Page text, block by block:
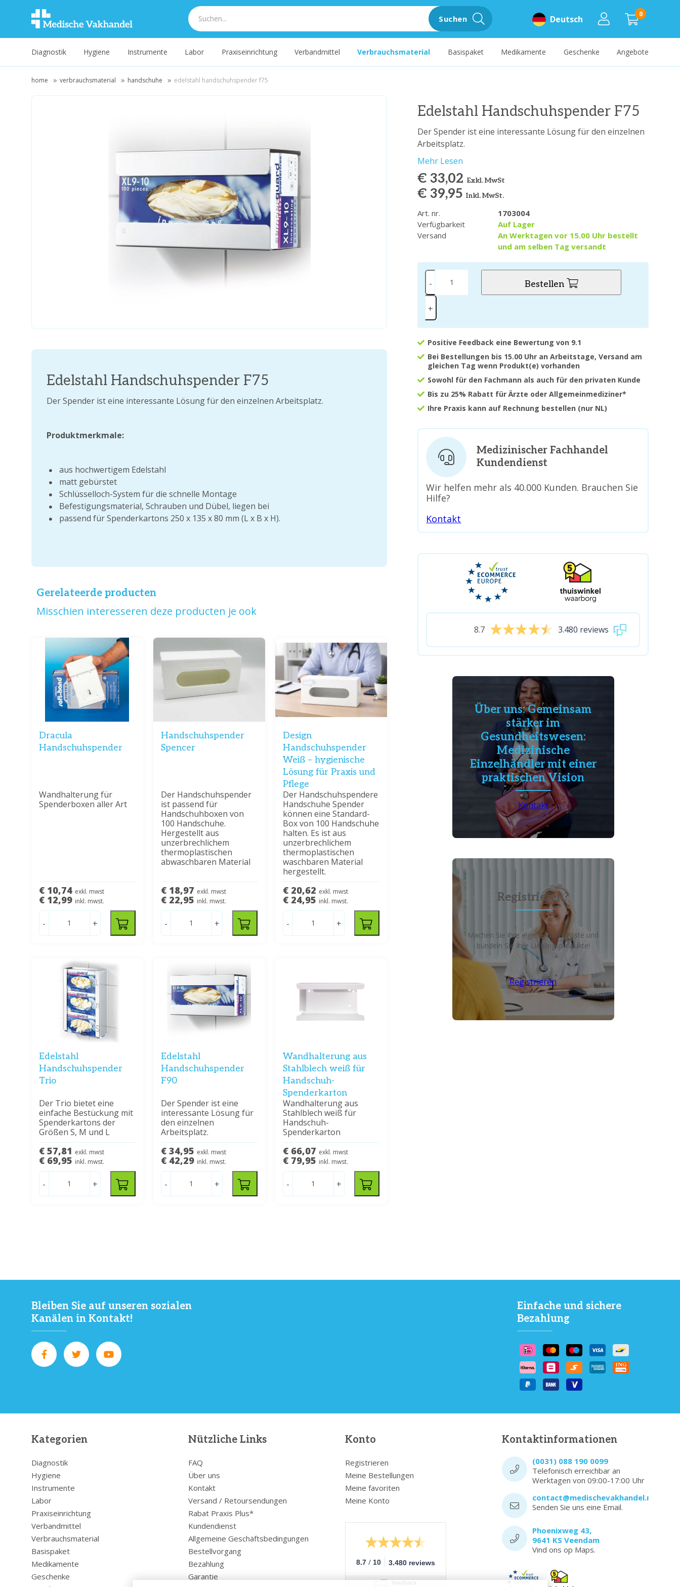
0
Deutsch
Suchen
Diagnostik Hygiene Instrumente Labor Praxiseinrichtung Verbandmittel Verbrauchsmaterial Basispaket Medikamente Geschenke Angebote
home verbrauchsmaterial handschuhe edelstahl handschuhspender f75
Edelstahl Handschuhspender F75
Der Spender ist eine interessante Lösung für den einzelnen
Arbeitsplatz.
Mehr Lesen
€ 33,02 Exkl. MwSt
€ 39,95Inkl. MwSt.
Art. nr.
1703004
Verfügbarkeit
Auf Lager
Versand
An Werktagen vor 15.00 Uhr bestellt
und am selben Tag versandt
-
+
Bestellen
Positive Feedback eine Bewertung von 9.1
Bei Bestellungen bis 15.00 Uhr an Arbeitstage, Versand am
gleichen Tag wenn Produkt(e) vorhanden
Sowohl für den Fachmann als auch für den privaten Kunde
Bis zu 25% Rabatt für Ärzte oder Allgemeinmediziner*
Ihre Praxis kann auf Rechnung bestellen (nur NL)
Edelstahl Handschuhspender F75
Der Spender ist eine interessante Lösung für den einzelnen Arbeitsplatz.
Produktmerkmale:
aus hochwertigem Edelstahl
matt gebürstet
Schlüsselloch-System für die schnelle Montage
Befestigungsmaterial, Schrauben und Dübel, liegen bei
passend für Spenderkartons 250 x 135 x 80 mm (L x B x H).
Gerelateerde producten
Misschien interesseren deze producten je ook
Dracula
Handschuhspender
Wandhalterung für
Spenderboxen aller Art
€ 10,74 exkl. mwst
€ 12,99 inkl. mwst.
- +
Handschuhspender
Spencer
Der Handschuhspender
ist passend für
Handschuhboxen von
100 Handschuhe.
Hergestellt aus
unzerbrechlichem
thermoplastischen
abwaschbaren Material
€ 18,97 exkl. mwst
€ 22,95 inkl. mwst.
- +
Design
Handschuhspender
Weiß – hygienische
Lösung für Praxis und
Pflege
Der Handschuhspendere
Handschuhe Spender
können eine Standard-
Box von 100 Handschuhe
halten. Es ist aus
unzerbrechlichem
thermoplastischen
waschbaren Material
hergestellt.
€ 20,62 exkl. mwst
€ 24,95 inkl. mwst.
- +
Edelstahl
Handschuhspender
Trio
Der Trio bietet eine
einfache Bestückung mit
Spenderkartons der
Größen S, M und L
€ 57,81 exkl. mwst
€ 69,95 inkl. mwst.
- +
Edelstahl
Handschuhspender
F90
Der Spender ist eine
interessante Lösung für
den einzelnen
Arbeitsplatz.
€ 34,95 exkl. mwst
€ 42,29 inkl. mwst.
- +
Wandhalterung aus
Stahlblech weiß für
Handschuh-
Spenderkarton
Wandhalterung aus
Stahlblech weiß für
Handschuh-
Spenderkarton
€ 66,07 exkl. mwst
€ 79,95 inkl. mwst.
- +
Medizinischer Fachhandel
Kundendienst
Wir helfen mehr als 40.000 Kunden. Brauchen Sie
Hilfe?
Kontakt
8.7 3.480 reviews
Über uns: Gemeinsam
stärker im
Gesundheitswesen:
Medizinische
Einzelhändler mit einer
praktischen Vision
Kontakt
Registrieren?
Machen Sie ihre eigene Wunschliste und
bündeln Sie Ihre Lieblingsprodukte!
Registrieren
Bleiben Sie auf unseren sozialen
Kanälen in Kontakt!
Einfache und sichere
Bezahlung
Kategorien
Diagnostik
Hygiene
Instrumente
Labor
Praxiseinrichtung
Verbandmittel
Verbrauchsmaterial
Basispaket
Medikamente
Geschenke
Nützliche Links
FAQ
Über uns
Kontakt
Versand / Retoursendungen
Rabat Praxis Plus*
Kundendienst
Allgemeine Geschäftsbedingungen
Bestellvorgang
Bezahlung
Garantie
Konto
Registrieren
Meine Bestellungen
Meine favoriten
Meine Konto
8.7 / 10 3.480 reviews
Kontaktinformationen
(0031) 088 190 0099
Telefonisch erreichbar an
Werktagen von 09:00-17:00 Uhr
contact@medischevakhandel.nl
Senden Sie uns eine Email.
Phoenixweg 43,
9641 KS Veendam
Vind ons op Maps.